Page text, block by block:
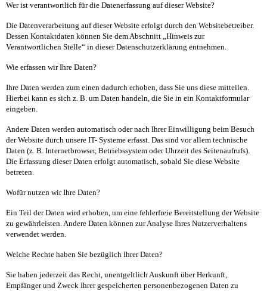
Wer ist verantwortlich für die Datenerfassung auf dieser Website?
Die Datenverarbeitung auf dieser Website erfolgt durch den Websitebetreiber.
Dessen Kontaktdaten können Sie dem Abschnitt „Hinweis zur
Verantwortlichen Stelle“ in dieser Datenschutzerklärung entnehmen.
Wie erfassen wir Ihre Daten?
Ihre Daten werden zum einen dadurch erhoben, dass Sie uns diese mitteilen.
Hierbei kann es sich z. B. um Daten handeln, die Sie in ein Kontaktformular
eingeben.
Andere Daten werden automatisch oder nach Ihrer Einwilligung beim Besuch
der Website durch unsere IT- Systeme erfasst. Das sind vor allem technische
Daten (z. B. Internetbrowser, Betriebssystem oder Uhrzeit des Seitenaufrufs).
Die Erfassung dieser Daten erfolgt automatisch, sobald Sie diese Website
betreten.
Wofür nutzen wir Ihre Daten?
Ein Teil der Daten wird erhoben, um eine fehlerfreie Bereitstellung der Website
zu gewährleisten. Andere Daten können zur Analyse Ihres Nutzerverhaltens
verwendet werden.
Welche Rechte haben Sie bezüglich Ihrer Daten?
Sie haben jederzeit das Recht, unentgeltlich Auskunft über Herkunft,
Empfänger und Zweck Ihrer gespeicherten personenbezogenen Daten zu